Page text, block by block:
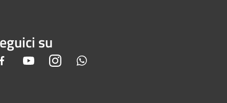
su
Facebook YoutubeInstagram